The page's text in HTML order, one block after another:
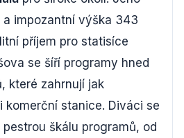
impozantní výška 343
příjem pro statisíce
se šíří programy hned
které zahrnují jak
komerční stanice. Diváci se
škálu programů, od